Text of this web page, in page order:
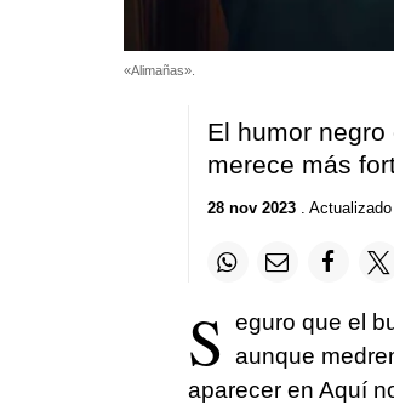
«Alimañas».
El humor
merece más
28 nov 2023. Actualizado
S
eguro que el
aunque
aparecer en Aquí